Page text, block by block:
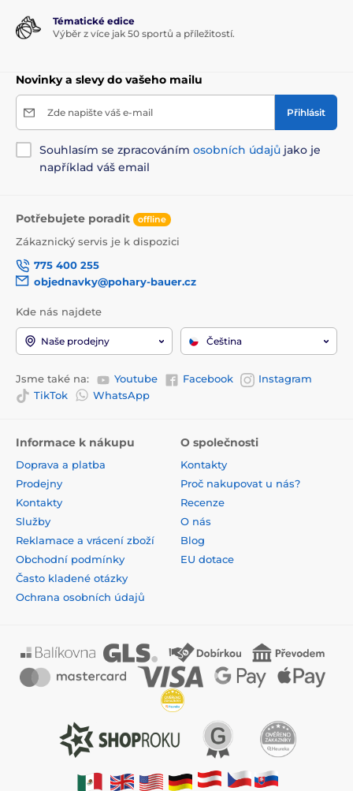
Tématické edice
Výběr z více jak 50 sportů a příležitostí.
Novinky a slevy do vašeho mailu
Zde napište váš e-mail Přihlásit
Souhlasím se zpracováním osobních údajů jako je
například váš email
Potřebujete poradit offline
Zákaznický servis je k dispozici
775 400 255
objednavky@pohary-bauer.cz
Kde nás najdete
Naše prodejny Čeština
Jsme také na: Youtube Facebook
Instagram
TikTok
WhatsApp
Informace k nákupu
Doprava a platba
Prodejny
Kontakty
Služby
Reklamace a vrácení zboží
Obchodní podmínky
Často kladené otázky
Ochrana osobních údajů
O společnosti
Kontakty
Proč nakupovat u nás?
Recenze
O nás
Blog
EU dotace